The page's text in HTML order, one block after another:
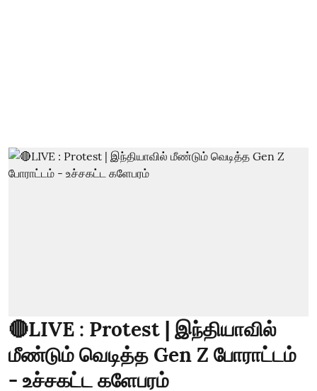
🔴LIVE : Protest | இந்தியாவில்
மீண்டும் வெடித்த Gen Z போராட்டம்
- உச்சகட்ட களேபரம்